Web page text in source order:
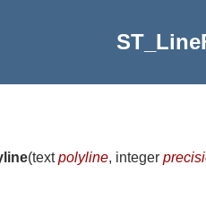
(textpolyline, integer